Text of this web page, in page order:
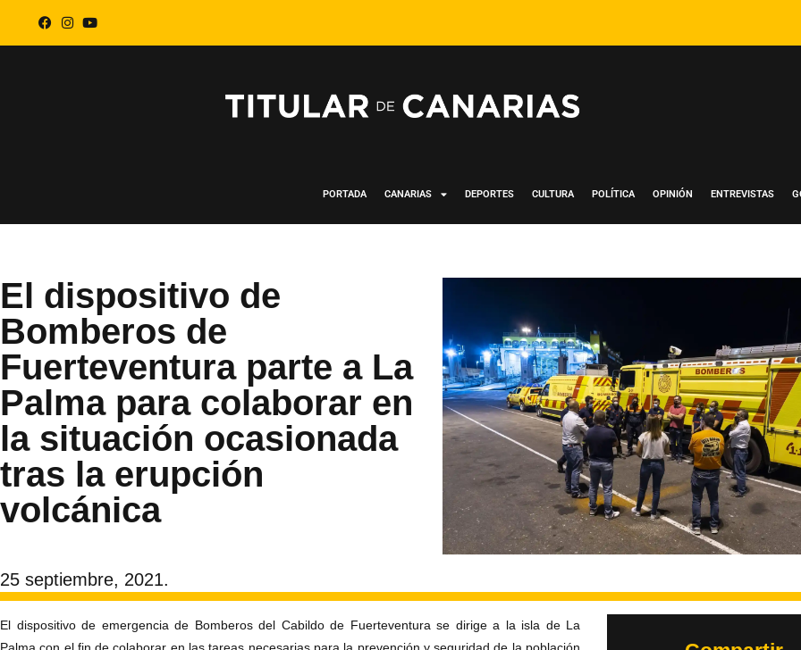
PORTADA CANARIAS DEPORTES CULTURA POLÍTICA OPINIÓN ENTREVISTAS
El dispositivo de
Bomberos de
Fuerteventura parte a La
Palma para colaborar en
la situación ocasionada
tras la erupción
volcánica
25 septiembre, 2021.
El dispositivo de emergencia de Bomberos del Cabildo de Fuerteventura se dirige a la isla de La
Palma con el fin de colaborar en las tareas necesarias para la prevención y seguridad de la población